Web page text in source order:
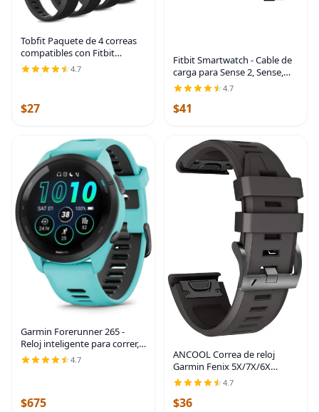
Tobfit Paquete de 4 correas
compatibles con Fitbit
Alta/Alta HR, pulseras de
repuesto de silicona suave
hombres (S, negro)
4.7
$27
Fitbit Smartwatch - Cable de
carga para Sense 2, Sense,
Versa 4 y Versa 3, producto
oficial, color negro
4.7
$41
Garmin Forerunner 265 -
Reloj inteligente para correr,
pantalla AMOLED colorida,
4.7
$675
ANCOOL Correa de reloj
Garmin Fenix 5X/7X/6X
Quickfit de 1.024 in
compatible con Fenix 6X
Pro/5X Plus/7X Pro/8 2.008 in
4.7
$36